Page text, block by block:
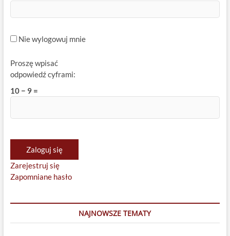
Nie wylogowuj mnie
Proszę wpisać
odpowiedź cyframi:
10 − 9 =
Zaloguj się
Zarejestruj się
Zapomniane hasło
NAJNOWSZE TEMATY